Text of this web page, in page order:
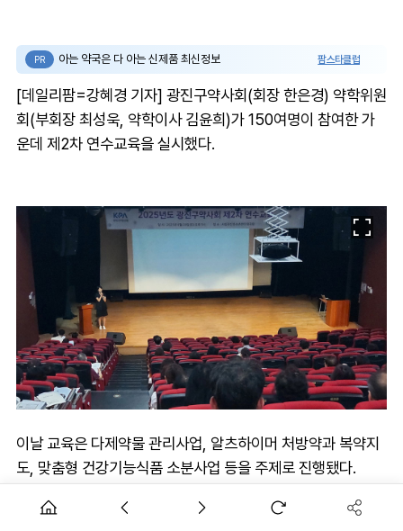
PR 아는 약국은 다 아는 신제품 최신정보 팜스타클럽
[데일리팜=강혜경 기자] 광진구약사회(회장 한은경) 약학위원
회(부회장 최성욱, 약학이사 김윤희)가 150여명이 참여한 가
운데 제2차 연수교육을 실시했다.
이날 교육은 다제약물 관리사업, 알츠하이머 처방약과 복약지
도, 맞춤형 건강기능식품 소분사업 등을 주제로 진행됐다.